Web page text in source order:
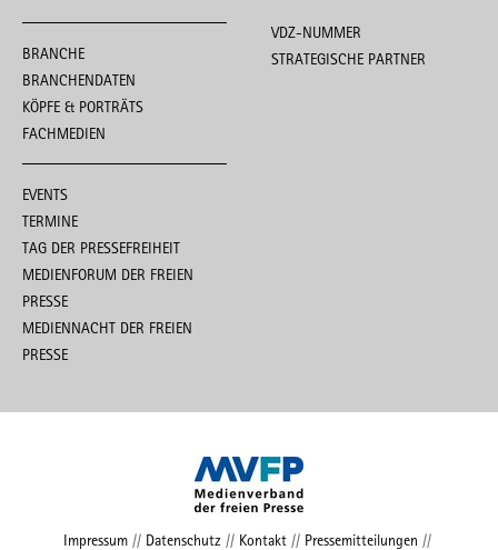
BRANCHE
BRANCHENDATEN
KÖPFE & PORTRÄTS
FACHMEDIEN
EVENTS
TERMINE
TAG DER PRESSEFREIHEIT
MEDIENFORUM DER FREIEN
PRESSE
MEDIENNACHT DER FREIEN
PRESSE
VDZ-NUMMER
STRATEGISCHE PARTNER
Impressum// Datenschutz // Kontakt// Pressemitteilungen //